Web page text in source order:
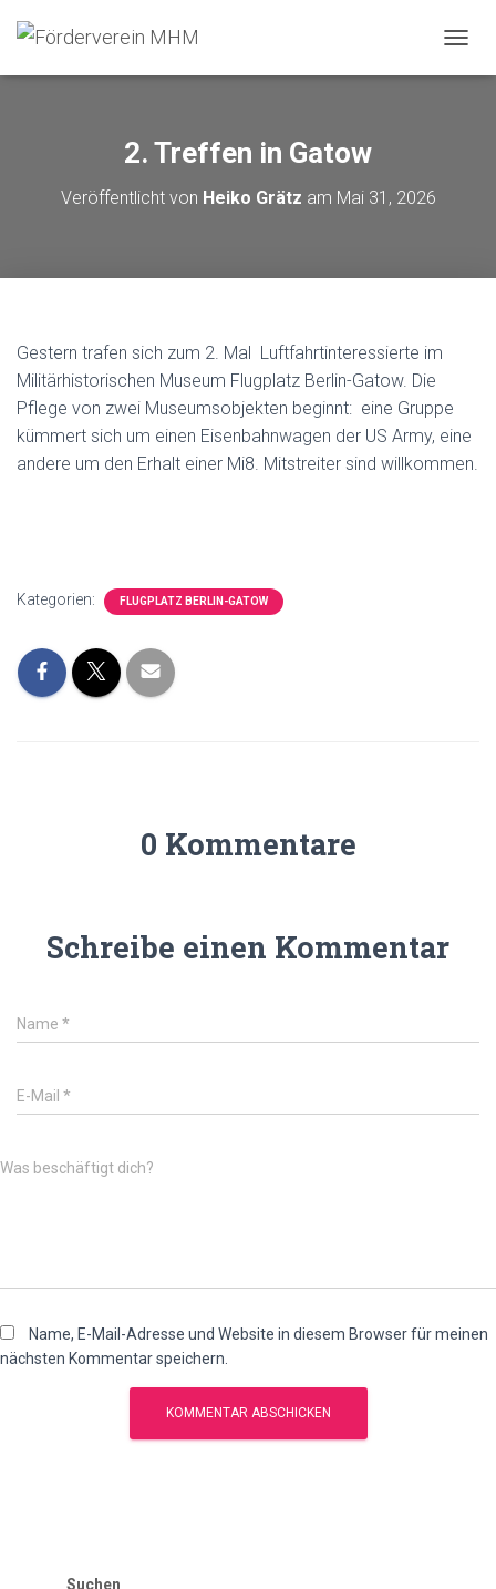
A
E
2. Treffen in Gatow
Veröffentlicht von Heiko Grätz am Mai 31, 2026
Gestern trafen sich zum 2. Mal Luftfahrtinteressierte im
Militärhistorischen Museum Flugplatz Berlin-Gatow. Die
Pflege von zwei Museumsobjekten beginnt: eine Gruppe
kümmert sich um einen Eisenbahnwagen der US Army, eine
andere um den Erhalt einer Mi8. Mitstreiter sind willkommen.
Kategorien: FLUGPLATZ BERLIN-GATOW
0 Kommentare
Schreibe einen Kommentar
Name *
E-Mail *
Was beschäftigt dich?
Name, E-Mail-Adresse und Website in diesem Browser für meinen
nächsten Kommentar speichern.
Suchen